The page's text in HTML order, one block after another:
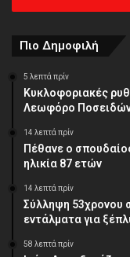
διεύθυνση
Πιο Δημοφιλή
5 λεπτά πρίν
Κυκλοφοριακές
Λεωφόρο
14 λεπτά πρίν
Πέθανε ο
ηλικία 87 ετών
14 λεπτά πρίν
Σύλληψη 53χρονου
εντάλματα για
58 λεπτά πρίν